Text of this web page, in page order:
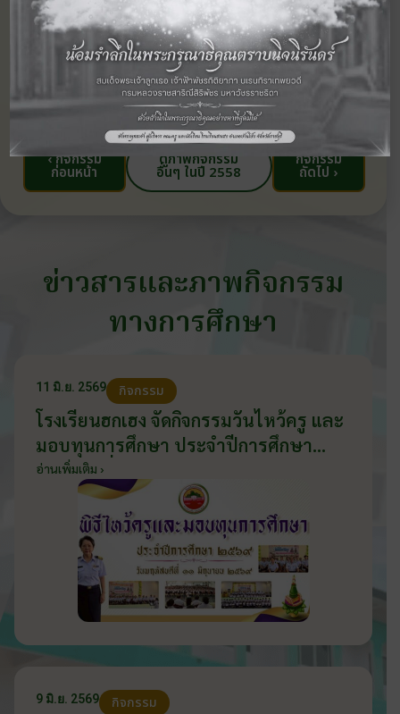
‹ กิจกรรม
ก่อนหน้า
ดูภาพกิจกรรม
อื่นๆ ในปี 2558
กิจกรรม
ถัดไป ›
ข่าวสารและภาพกิจกรรม
ทางการศึกษา
11 มิ.ย. 2569 กิจกรรม
โรงเรียนฮกเฮง จัดกิจกรรมวันไหว้ครู และ
มอบทุนการศึกษา ประจำปีการศึกษา
2569 วันที่ 11 มิถุนายน 2569
อ่านเพิ่มเติม ›
9 มิ.ย. 2569 กิจกรรม